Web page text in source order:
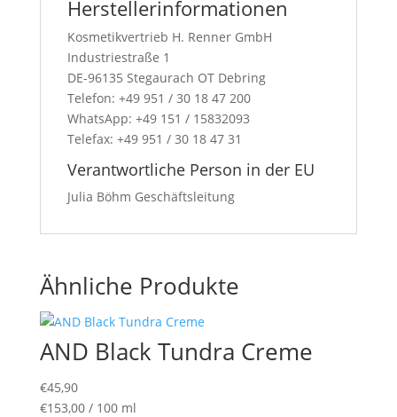
Herstellerinformationen
Kosmetikvertrieb H. Renner GmbH
Industriestraße 1
DE-96135 Stegaurach OT Debring
Telefon: +49 951 / 30 18 47 200
WhatsApp: +49 151 / 15832093
Telefax: +49 951 / 30 18 47 31
Verantwortliche Person in der EU
Julia Böhm Geschäftsleitung
Ähnliche Produkte
AND Black Tundra Creme
€45,90
€153,00/ 100 ml